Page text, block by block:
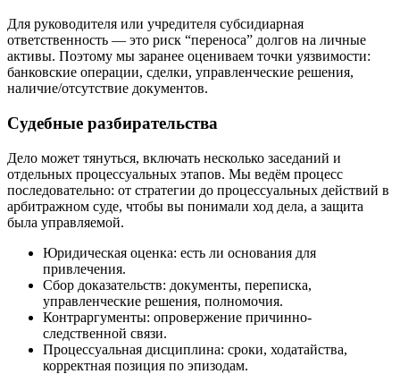
Для руководителя или учредителя субсидиарная
ответственность — это риск “переноса” долгов на личные
активы. Поэтому мы заранее оцениваем точки уязвимости:
банковские операции, сделки, управленческие решения,
наличие/отсутствие документов.
Судебные разбирательства
Дело может тянуться, включать несколько заседаний и
отдельных процессуальных этапов. Мы ведём процесс
последовательно: от стратегии до процессуальных действий в
арбитражном суде, чтобы вы понимали ход дела, а защита
была управляемой.
Юридическая оценка: есть ли основания для
привлечения.
Сбор доказательств: документы, переписка,
управленческие решения, полномочия.
Контраргументы: опровержение причинно-
следственной связи.
Процессуальная дисциплина: сроки, ходатайства,
корректная позиция по эпизодам.